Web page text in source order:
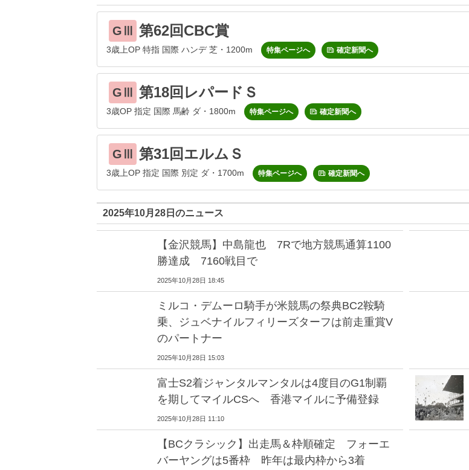
GⅢ 第62回CBC賞
3歳上OP 特指 国際 ハンデ 芝・1200m 特集ページへ 確定新聞へ
GⅢ 第18回レパードＳ
3歳OP 指定 国際 馬齢 ダ・1800m 特集ページへ 確定新聞へ
GⅢ 第31回エルムＳ
3歳上OP 指定 国際 別定 ダ・1700m 特集ページへ 確定新聞へ
2025年10月28日のニュース
【金沢競馬】中島龍也 7Rで地方競馬通算1100
勝達成 7160戦目で
2025年10月28日 18:45
ミルコ・デムーロ騎手が米競馬の祭典BC2鞍騎
乗、ジュベナイルフィリーズターフは前走重賞V
のパートナー
2025年10月28日 15:03
富士S2着ジャンタルマンタルは4度目のG1制覇
を期してマイルCSへ 香港マイルに予備登録
2025年10月28日 11:10
【BCクラシック】出走馬＆枠順確定 フォーエ
バーヤングは5番枠 昨年は最内枠から3着